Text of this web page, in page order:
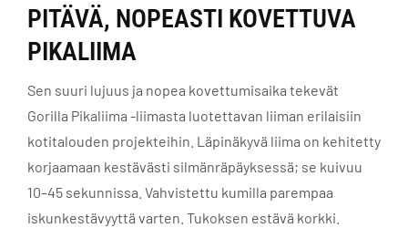
PITÄVÄ, NOPEASTI KOVETTUVA
PIKALIIMA
Sen suuri lujuus ja nopea kovettumisaika tekevät
Gorilla Pikaliima -liimasta luotettavan liiman erilaisiin
kotitalouden projekteihin. Läpinäkyvä liima on kehitetty
korjaamaan kestävästi silmänräpäyksessä; se kuivuu
10–45 sekunnissa. Vahvistettu kumilla parempaa
iskunkestävyyttä varten. Tukoksen estävä korkki.